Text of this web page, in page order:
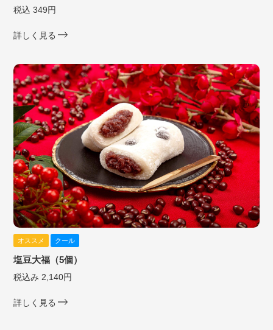
税込 349円
詳しく見る
オススメ クール
塩豆大福（5個）
税込み 2,140円
詳しく見る